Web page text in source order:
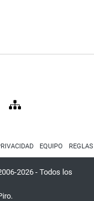
EQUIPO
2026 - Todos los